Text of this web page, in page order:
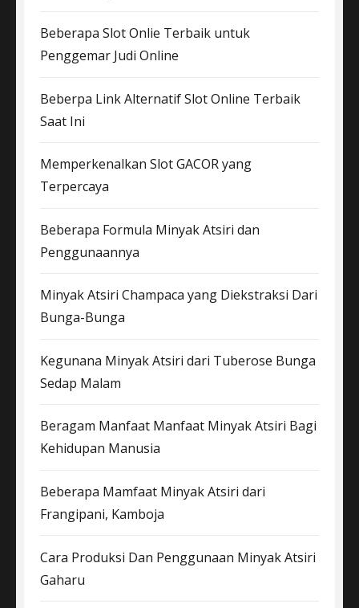
Beberapa Slot Onlie Terbaik untuk
Penggemar Judi Online
Beberpa Link Alternatif Slot Online Terbaik
Saat Ini
Memperkenalkan Slot GACOR yang
Terpercaya
Beberapa Formula Minyak Atsiri dan
Penggunaannya
Minyak Atsiri Champaca yang Diekstraksi Dari
Bunga-Bunga
Kegunana Minyak Atsiri dari Tuberose Bunga
Sedap Malam
Beragam Manfaat Manfaat Minyak Atsiri Bagi
Kehidupan Manusia
Beberapa Mamfaat Minyak Atsiri dari
Frangipani, Kamboja
Cara Produksi Dan Penggunaan Minyak Atsiri
Gaharu